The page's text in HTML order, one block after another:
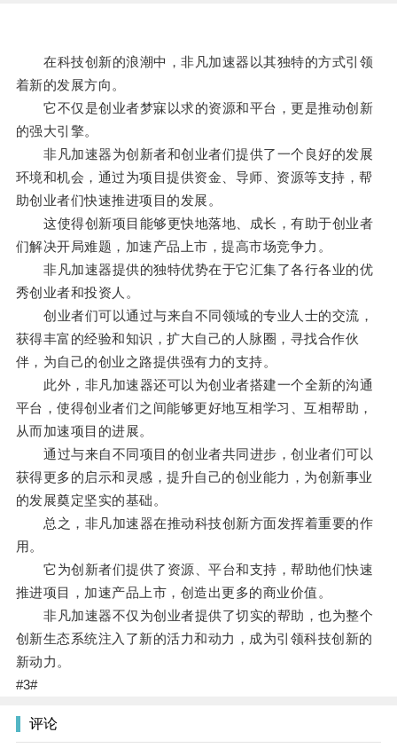
在科技创新的浪潮中，非凡加速器以其独特的方式引领
着新的发展方向。
它不仅是创业者梦寐以求的资源和平台，更是推动创新
的强大引擎。
非凡加速器为创新者和创业者们提供了一个良好的发展
环境和机会，通过为项目提供资金、导师、资源等支持，帮
助创业者们快速推进项目的发展。
这使得创新项目能够更快地落地、成长，有助于创业者
们解决开局难题，加速产品上市，提高市场竞争力。
非凡加速器提供的独特优势在于它汇集了各行各业的优
秀创业者和投资人。
创业者们可以通过与来自不同领域的专业人士的交流，
获得丰富的经验和知识，扩大自己的人脉圈，寻找合作伙
伴，为自己的创业之路提供强有力的支持。
此外，非凡加速器还可以为创业者搭建一个全新的沟通
平台，使得创业者们之间能够更好地互相学习、互相帮助，
从而加速项目的进展。
通过与来自不同项目的创业者共同进步，创业者们可以
获得更多的启示和灵感，提升自己的创业能力，为创新事业
的发展奠定坚实的基础。
总之，非凡加速器在推动科技创新方面发挥着重要的作
用。
它为创新者们提供了资源、平台和支持，帮助他们快速
推进项目，加速产品上市，创造出更多的商业价值。
非凡加速器不仅为创业者提供了切实的帮助，也为整个
创新生态系统注入了新的活力和动力，成为引领科技创新的
新动力。
#3#
评论